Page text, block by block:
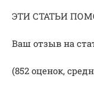
ЭТИ СТАТЬИ
Ваш отзыв на
(852 оценок,